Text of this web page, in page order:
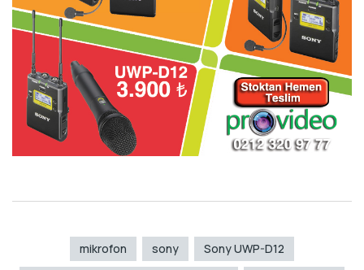
mikrofon sony
Sony UWP-D12